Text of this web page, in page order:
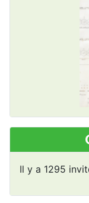
Il y a 1295